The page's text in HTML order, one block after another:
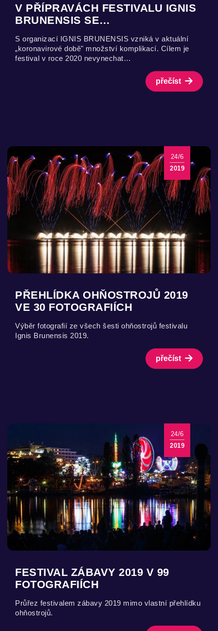
V PŘÍPRAVÁCH FESTIVALU IGNIS
BRUNENSIS SE…
S organizací IGNIS BRUNENSIS vzniká v aktuální
„koronavirové době" množství komplikací. Cílem je
festival v roce 2020 nevynechat…
přečíst
24/6
2019
PŘEHLÍDKA OHŇOSTROJŮ 2019
VE 30 FOTOGRAFIÍCH
Výběr fotografií ze všech šesti ohňostrojů festivalu
Ignis Brunensis 2019.
přečíst
24/6
2019
FESTIVAL ZÁBAVY 2019 V 99
FOTOGRAFIÍCH
Průřez festivalem zábavy 2019 mimo vlastní přehlídku
ohňostrojů.